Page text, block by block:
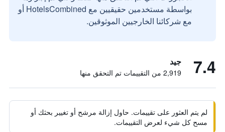
بواسطة مستخدمين حقيقيين مع HotelsCombined أو
مع شركائنا الخارجيين الموثوقين.
7.4 جيد
2,919 من التقييمات تم التحقق منها
لم يتم العثور على تقييمات. حاول إزالة مرشح أو تغيير بحثك أو
مسح كل شيء لعرض التقييمات.